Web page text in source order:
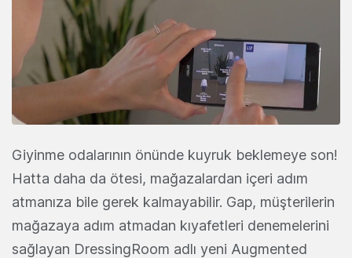
Giyinme odalarının önünde kuyruk beklemeye son!
Hatta daha da ötesi, mağazalardan içeri adım
atmanıza bile gerek kalmayabilir. Gap, müşterilerin
mağazaya adım atmadan kıyafetleri denemelerini
sağlayan DressingRoom adlı yeni Augmented